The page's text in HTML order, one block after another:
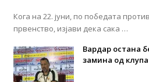
Кога на 22. јуни, по победата
првенство, изјави дека сака …
Вардар остана
замина од